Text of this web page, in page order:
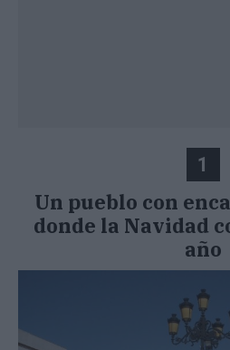
1
Un pueblo con
donde la Navidad
año